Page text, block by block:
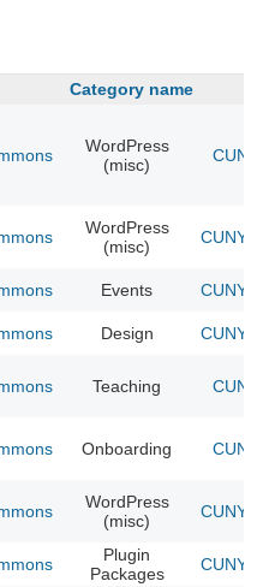
Category name
WordPress
(misc)
WordPress
(misc)
CUNY
Events CUNY
Design CUNY
Teaching
Onboarding
WordPress
(misc)
CUNY
Plugin
Packages
CUNY